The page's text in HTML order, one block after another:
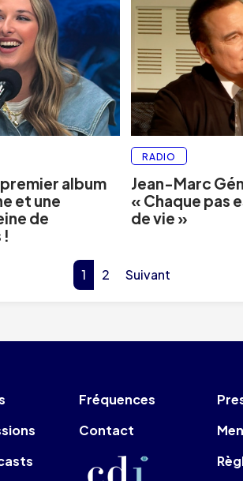
album
et une
de
!
RADIO
Jean-Marc
« Chaque pas
de vie »
1 2 Suivant
Fréquences
Contact